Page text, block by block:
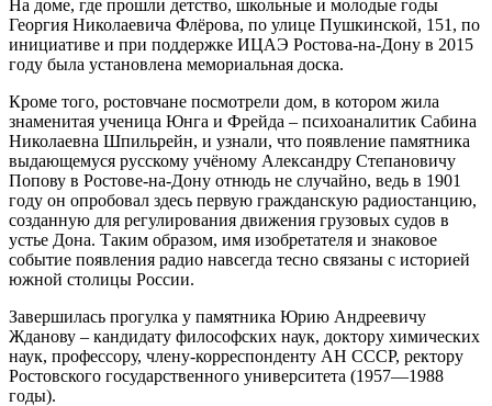
На доме, где прошли детство, школьные и молодые годы
Георгия Николаевича Флёрова, по улице Пушкинской, 151, по
инициативе и при поддержке ИЦАЭ Ростова-на-Дону в 2015
году была установлена мемориальная доска.
Кроме того, ростовчане посмотрели дом, в котором жила
знаменитая ученица Юнга и Фрейда – психоаналитик Сабина
Николаевна Шпильрейн, и узнали, что появление памятника
выдающемуся русскому учёному Александру Степановичу
Попову в Ростове-на-Дону отнюдь не случайно, ведь в 1901
году он опробовал здесь первую гражданскую радиостанцию,
созданную для регулирования движения грузовых судов в
устье Дона. Таким образом, имя изобретателя и знаковое
событие появления радио навсегда тесно связаны с историей
южной столицы России.
Завершилась прогулка у памятника Юрию Андреевичу
Жданову – кандидату философских наук, доктору химических
наук, профессору, члену-корреспонденту АН СССР, ректору
Ростовского государственного университета (1957—1988
годы).